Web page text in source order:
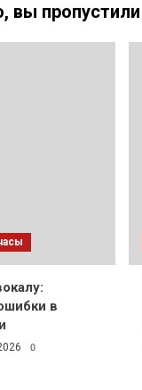
вы пропустили
в
0